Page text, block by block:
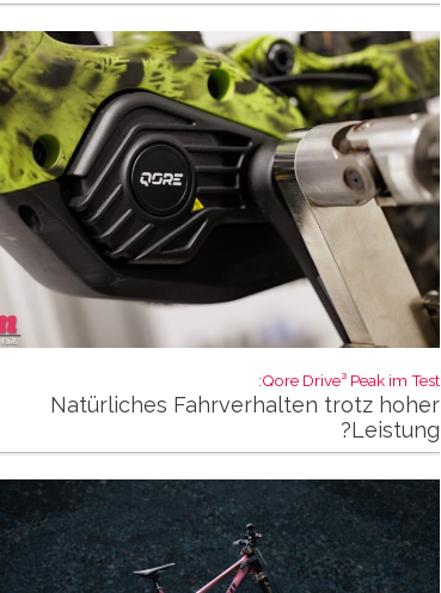
Qore Drive³ Peak im Test:
Natürliches Fahrverhalten trotz hoher
Leistung?